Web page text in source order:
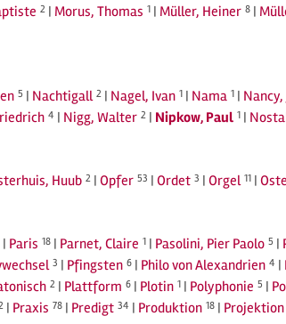
2 | Morus, Thomas 1 | Müller, Heiner 8 |
5 | Nachtigall 2 | Nagel, Ivan 1 | Nama 1 |
4 | Nigg, Walter 2 | Nipkow, Paul 1 |
Huub 2 | Opfer 53 | Ordet 3 | Orgel 11 |
| Paris 18 | Parnet, Claire 1 | Pasolini, Pier Paolo 5 |
3 | Pfingsten 6 | Philo von Alexandrien 4 |
2 | Plattform 6 | Plotin 1 | Polyphonie 5 |
| Praxis 78 | Predigt 34 | Produktion 18 | Projektion